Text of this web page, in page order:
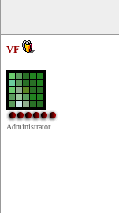
VF
Administrator